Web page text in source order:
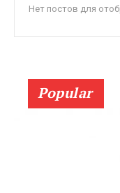
Нет постов для
Popular